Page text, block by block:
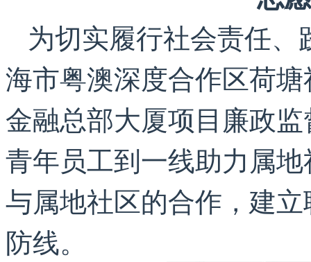
为切实履行社会责任
海市粤澳深度合作区荷
金融总部大厦项目廉政
青年员工到一线助力属
与属地社区的合作，建
防线。